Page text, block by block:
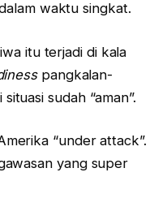
waktu singkat.
itu terjadi di kala
pangkalan-
sudah “aman”.
“under attack”.
yang super